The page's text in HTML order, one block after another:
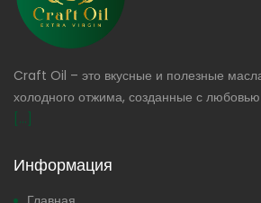
Craft Oil – это вкусные и полезные
холодного отжима, созданные с
[...]
Информация